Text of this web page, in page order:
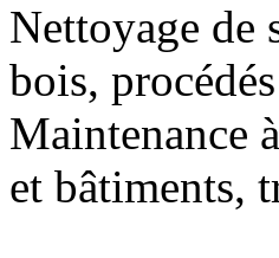
Nettoyage de
bois,
Maintenance
et bâtiments,